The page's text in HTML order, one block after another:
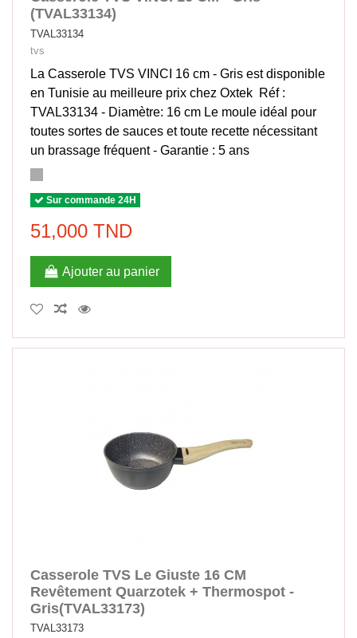
(TVAL33134)
TVAL33134
tvs
La Casserole TVS VINCI 16 cm - Gris est disponible
en Tunisie au meilleure prix chez Oxtek Réf :
TVAL33134 - Diamètre: 16 cm Le moule idéal pour
toutes sortes de sauces et toute recette nécessitant
un brassage fréquent - Garantie : 5 ans
Sur commande 24H
51,000 TND
Ajouter au panier
Casserole TVS Le Giuste 16 CM
Revêtement Quarzotek + Thermospot -
Gris(TVAL33173)
TVAL33173